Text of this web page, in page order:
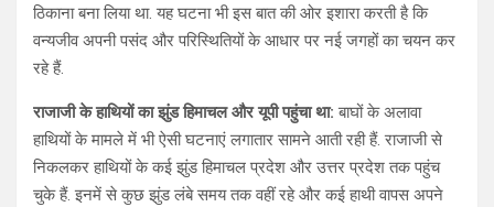
ठिकाना बना लिया था. यह घटना भी इस बात की ओर इशारा करती है कि
वन्यजीव अपनी पसंद और परिस्थितियों के आधार पर नई जगहों का चयन कर
रहे हैं.
राजाजी के हाथियों का झुंड हिमाचल और यूपी पहुंचा था: बाघों के अलावा
हाथियों के मामले में भी ऐसी घटनाएं लगातार सामने आती रही हैं. राजाजी से
निकलकर हाथियों के कई झुंड हिमाचल प्रदेश और उत्तर प्रदेश तक पहुंच
चुके हैं. इनमें से कुछ झुंड लंबे समय तक वहीं रहे और कई हाथी वापस अपने